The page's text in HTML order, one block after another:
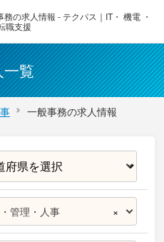
の求人情報 - テクパス｜IT・ 機電 ・
職支援
覧
一般事務の求人情報
×
管理・人事